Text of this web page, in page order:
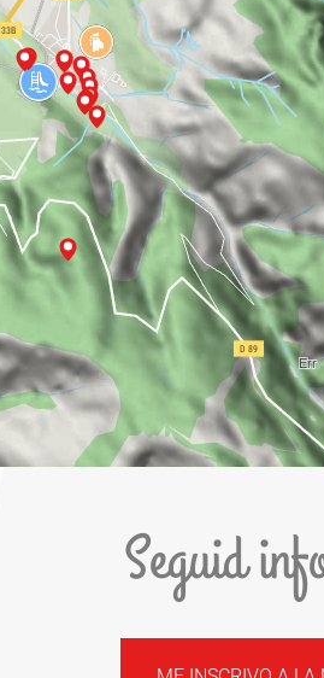
Seguid